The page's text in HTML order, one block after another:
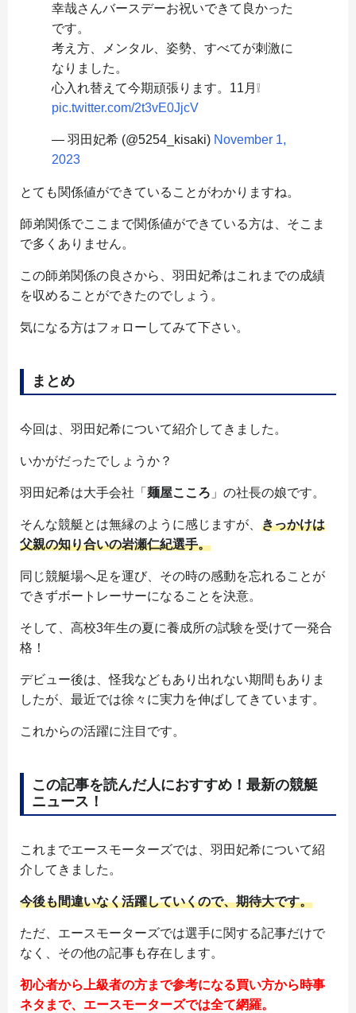
幸哉さんバースデーお祝いできて良かった
です。
考え方、メンタル、姿勢、すべてが刺激に
なりました。
心入れ替えて今期頑張ります。11月❕
pic.twitter.com/2t3vE0JjcV
— 羽田妃希 (@5254_kisaki) November 1,
2023
とても関係値ができていることがわかりますね。
師弟関係でここまで関係値ができている方は、そこま
で多くありません。
この師弟関係の良さから、羽田妃希はこれまでの成績
を収めることができたのでしょう。
気になる方はフォローしてみて下さい。
まとめ
今回は、羽田妃希について紹介してきました。
いかがだったでしょうか？
羽田妃希は大手会社「 麺屋こころ 」の社長の娘です。
そんな競艇とは無縁のように感じますが、 きっかけは
父親の知り合いの岩瀬仁紀選手。
同じ競艇場へ足を運び、その時の感動を忘れることが
できずボートレーサーになることを決意。
そして、高校3年生の夏に養成所の試験を受けて一発合
格！
デビュー後は、怪我などもあり出れない期間もありま
したが、最近では徐々に実力を伸ばしてきています。
これからの活躍に注目です。
この記事を読んだ人におすすめ！最新の競艇
ニュース！
これまでエースモーターズでは、羽田妃希について紹
介してきました。
今後も間違いなく活躍していくので、期待大です。
ただ、エースモーターズでは選手に関する記事だけで
なく、その他の記事も存在します。
初心者から上級者の方まで参考になる買い方から時事
ネタまで、エースモーターズでは全て網羅。